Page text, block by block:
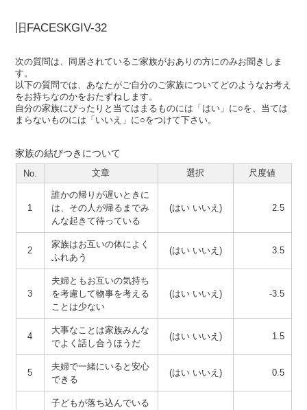
旧FACESKGIV-32
次の質問は、同居されているご家族がおありの方にのみお聞きしま
す。
以下の質問では、あなたがご自分のご家族についてどのようなお考え
をお持ちなのかをおたずねします。
自分の家族にぴったりと当てはまるものには「はい」に○を、当ては
まらないものには「いいえ」に○をつけて下さい。
家族の結びつきについて
No. 文章 選択 尺度値
1
誰かの帰りが遅いときに
は、その人が帰るまでみ
んな起きて待っている
(はい いいえ) 2.5
2
家族はお互いの体によく
ふれあう
(はい いいえ) 3.5
3
夫婦ともお互いの気持ち
を考慮して物事を考える
ことは少ない
(はい いいえ) -3.5
4
大事なことは家族みんな
でよく話し合うほうだ
(はい いいえ) 1.5
5
夫婦で一緒にいると安心
できる
(はい いいえ) 0.5
子どもが落ち込んでいる